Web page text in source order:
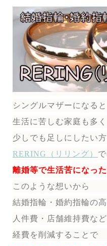
シングルマザーになると
生活に苦しむ家庭も多く
少しでも足しにしたい方
RERING（リリング）
離婚等で生活苦になっ
このような想いから
結婚指輪・婚約指輪の
人件費・店舗維持費な
経費を削減することで